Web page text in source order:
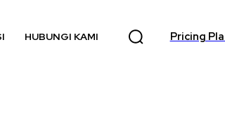
HUBUNGI KAMI Pricing